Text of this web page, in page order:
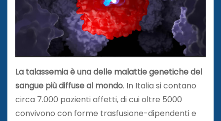
La talassemia è una delle malattie genetiche del
sangue più diffuse al mondo. In Italia si contano
circa 7.000 pazienti affetti, di cui oltre 5000
convivono con forme trasfusione-dipendenti e